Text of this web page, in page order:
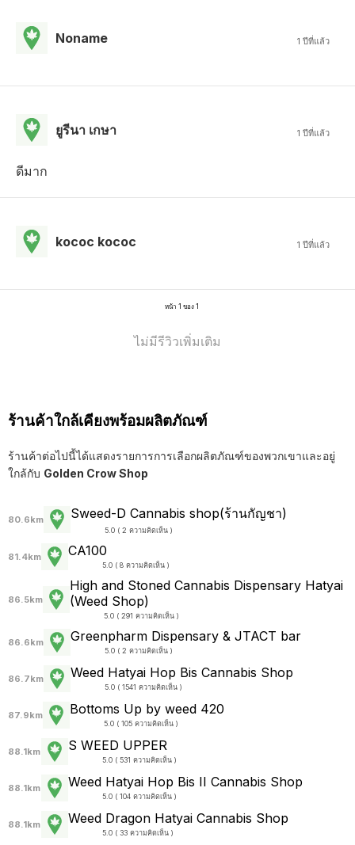
Noname 1 ปีที่แล้ว
ยูรีนา เกษา 1 ปีที่แล้ว
ดีมาก
kococ kococ 1 ปีที่แล้ว
หน้า 1 ของ 1
ไม่มีรีวิวเพิ่มเติม
ร้านค้าใกล้เคียงพร้อมผลิตภัณฑ์
ร้านค้าต่อไปนี้ได้แสดงรายการการเลือกผลิตภัณฑ์ของพวกเขาและอยู่
ใกล้กับ Golden Crow Shop
80.6km Sweed-D Cannabis shop(ร้านกัญชา)
5.0 ( 2 ความคิดเห็น )
81.4km CA100
5.0 ( 8 ความคิดเห็น )
86.5km
High and Stoned Cannabis Dispensary Hatyai
(Weed Shop)
5.0 ( 291 ความคิดเห็น )
86.6km Greenpharm Dispensary & JTACT bar
5.0 ( 2 ความคิดเห็น )
86.7km Weed Hatyai Hop Bis Cannabis Shop
5.0 ( 1541 ความคิดเห็น )
87.9km Bottoms Up by weed 420
5.0 ( 105 ความคิดเห็น )
88.1km S WEED UPPER
5.0 ( 531 ความคิดเห็น )
88.1km Weed Hatyai Hop Bis II Cannabis Shop
5.0 ( 104 ความคิดเห็น )
88.1km Weed Dragon Hatyai Cannabis Shop
5.0 ( 33 ความคิดเห็น )